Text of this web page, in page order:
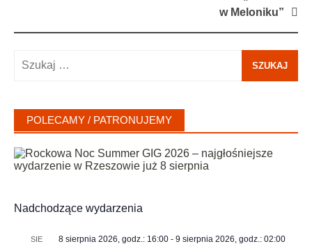
w Meloniku”
POLECAMY / PATRONUJEMY
Nadchodzące wydarzenia
SIE 8 sierpnia 2026, godz.: 16:00 - 9 sierpnia 2026, godz.: 02:00